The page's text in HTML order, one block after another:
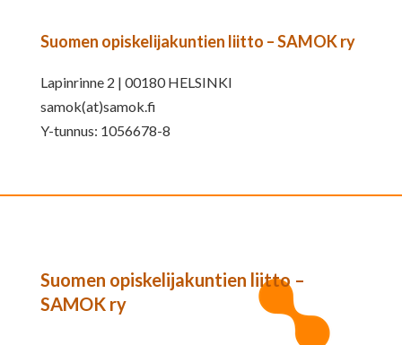
Suomen opiskelijakuntien liitto – SAMOK ry
Lapinrinne 2 | 00180 HELSINKI
samok(at)samok.fi
Y-tunnus: 1056678-8
Suomen opiskelijakuntien liitto –
SAMOK ry